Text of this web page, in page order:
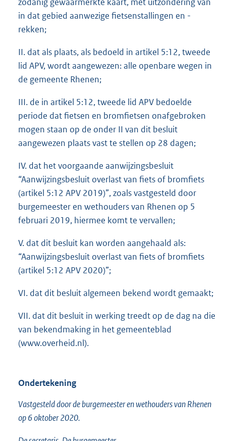
in dat gebied aanwezige fietsenstallingen en -
rekken;
II. dat als plaats, als bedoeld in artikel 5:12, tweede
lid APV, wordt aangewezen: alle openbare wegen in
de gemeente Rhenen;
III. de in artikel 5:12, tweede lid APV bedoelde
periode dat fietsen en bromfietsen onafgebroken
mogen staan op de onder II van dit besluit
aangewezen plaats vast te stellen op 28 dagen;
IV. dat het voorgaande aanwijzingsbesluit
“Aanwijzingsbesluit overlast van fiets of bromfiets
(artikel 5:12 APV 2019)”, zoals vastgesteld door
burgemeester en wethouders van Rhenen op 5
februari 2019, hiermee komt te vervallen;
V. dat dit besluit kan worden aangehaald als:
“Aanwijzingsbesluit overlast van fiets of bromfiets
(artikel 5:12 APV 2020)”;
VI. dat dit besluit algemeen bekend wordt gemaakt;
VII. dat dit besluit in werking treedt op de dag na die
van bekendmaking in het gemeenteblad
(www.overheid.nl).
Ondertekening
Vastgesteld door de burgemeester en wethouders van Rhenen
op 6 oktober 2020.